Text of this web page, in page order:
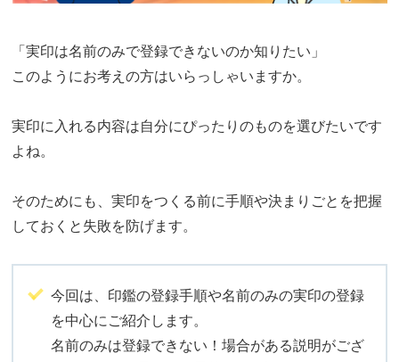
「実印は名前のみで登録できないのか知りたい」
このようにお考えの方はいらっしゃいますか。
実印に入れる内容は自分にぴったりのものを選びたいです
よね。
そのためにも、実印をつくる前に手順や決まりごとを把握
しておくと失敗を防げます。
今回は、印鑑の登録手順や名前のみの実印の登録
を中心にご紹介します。
名前のみは登録できない！場合がある説明がござ